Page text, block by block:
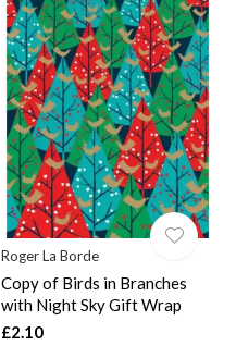
Roger La Borde
Copy of Birds in Branches
with Night Sky Gift Wrap
£2.10